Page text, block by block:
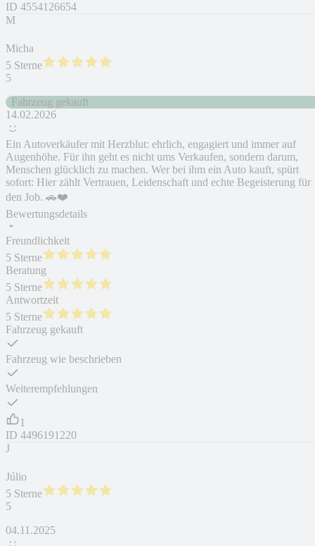
ID 4554126654
M
Micha
5 Sterne
5
Fahrzeug gekauft
14.02.2026
Ein Autoverkäufer mit Herzblut: ehrlich, engagiert und immer auf
Augenhöhe. Für ihn geht es nicht ums Verkaufen, sondern darum,
Menschen glücklich zu machen. Wer bei ihm ein Auto kauft, spürt
sofort: Hier zählt Vertrauen, Leidenschaft und echte Begeisterung für
den Job. 🚗❤️
Bewertungsdetails
Freundlichkeit
5 Sterne
Beratung
5 Sterne
Antwortzeit
5 Sterne
Fahrzeug gekauft
Fahrzeug wie beschrieben
Weiterempfehlungen
1
ID 4496191220
J
Júlio
5 Sterne
5
04.11.2025